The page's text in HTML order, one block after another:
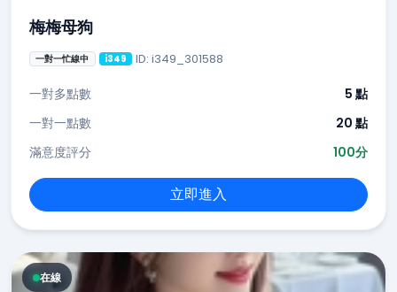
梅梅母狗
一對一忙線中 i349 ID: i349_301588
一對多點數
5 點
一對一點數
20 點
滿意度評分
100分
立即進入
在線